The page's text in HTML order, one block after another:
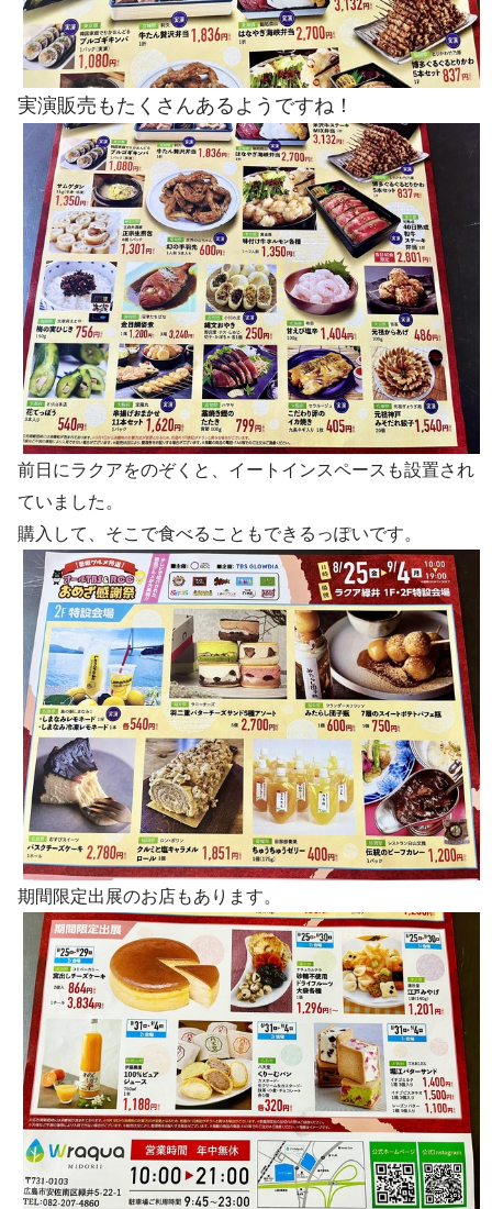
実演販売もたくさんあるようですね！
前日にラクアをのぞくと、イートインスペースも設置され
ていました。
購入して、そこで食べることもできるっぽいです。
期間限定出展のお店もあります。